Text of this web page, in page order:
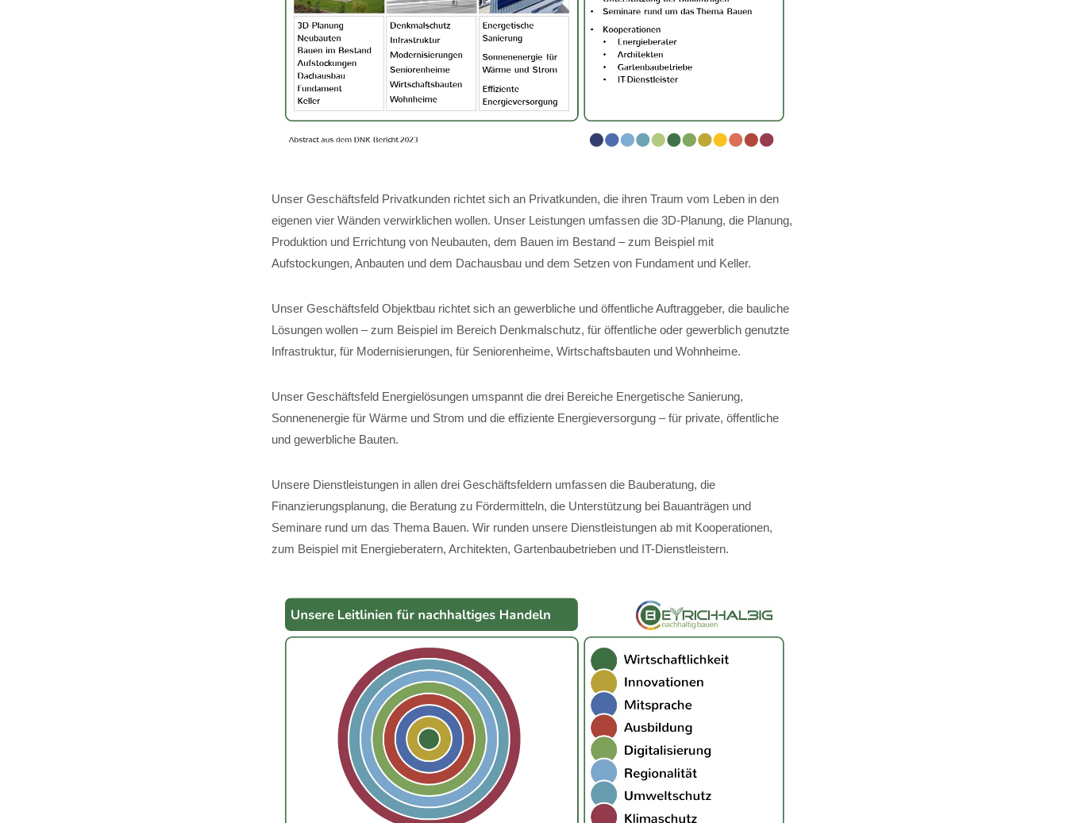
Unser Geschäftsfeld Privatkunden richtet sich an Privatkunden, die ihren Traum vom Leben in den
eigenen vier Wänden verwirklichen wollen. Unser Leistungen umfassen die 3D-Planung, die Planung,
Produktion und Errichtung von Neubauten, dem Bauen im Bestand – zum Beispiel mit
Aufstockungen, Anbauten und dem Dachausbau und dem Setzen von Fundament und Keller.
Unser Geschäftsfeld Objektbau richtet sich an gewerbliche und öffentliche Auftraggeber, die bauliche
Lösungen wollen – zum Beispiel im Bereich Denkmalschutz, für öffentliche oder gewerblich genutzte
Infrastruktur, für Modernisierungen, für Seniorenheime, Wirtschaftsbauten und Wohnheime.
Unser Geschäftsfeld Energielösungen umspannt die drei Bereiche Energetische Sanierung,
Sonnenenergie für Wärme und Strom und die effiziente Energieversorgung – für private, öffentliche
und gewerbliche Bauten.
Unsere Dienstleistungen in allen drei Geschäftsfeldern umfassen die Bauberatung, die
Finanzierungsplanung, die Beratung zu Fördermitteln, die Unterstützung bei Bauanträgen und
Seminare rund um das Thema Bauen. Wir runden unsere Dienstleistungen ab mit Kooperationen,
zum Beispiel mit Energieberatern, Architekten, Gartenbaubetrieben und IT-Dienstleistern.